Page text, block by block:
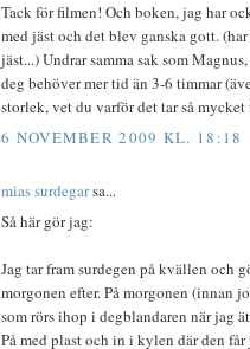
Tack för filmen! Och boken, jag har
med jäst och det blev ganska gott.
jäst...) Undrar samma sak som
deg behöver mer tid än 3-6 timmar
storlek, vet du varför det tar så
6 NOVEMBER 2009 KL. 18:18
mias surdegarsa...
Så här gör jag:
Jag tar fram surdegen på kvällen och
morgonen efter. På morgonen (innan
som rörs ihop i degblandaren när jag
På med plast och in i kylen där den